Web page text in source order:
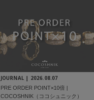
JOURNAL | 2026.08.07
PRE ORDER POINT×10倍 |
COCOSHNIK（ココシュニック）